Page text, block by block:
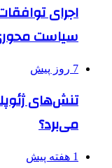
اجرای
سیاست
7 روز پیش
تنش‌های
می‌برد؟
1 هفته پیش